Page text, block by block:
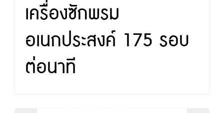
เครื่องซักพรม
อเนกประสงค์ 175 รอบ
ต่อนาที